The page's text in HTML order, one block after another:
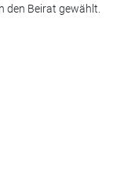
den Beirat gewählt.